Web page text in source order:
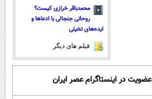
محمدباقر خرازی کیست؟
روحانی جنجالی با ادعاها و
ایده‌های تخیلی
فیلم های دیگر
عضویت در اینستاگرام عصر ایران